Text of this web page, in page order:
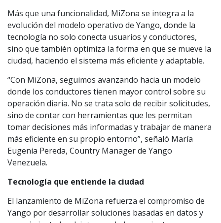
Más que una funcionalidad, MiZona se integra a la
evolución del modelo operativo de Yango, donde la
tecnología no solo conecta usuarios y conductores,
sino que también optimiza la forma en que se mueve la
ciudad, haciendo el sistema más eficiente y adaptable.
“Con MiZona, seguimos avanzando hacia un modelo
donde los conductores tienen mayor control sobre su
operación diaria. No se trata solo de recibir solicitudes,
sino de contar con herramientas que les permitan
tomar decisiones más informadas y trabajar de manera
más eficiente en su propio entorno”, señaló María
Eugenia Pereda, Country Manager de Yango
Venezuela.
Tecnología que entiende la ciudad
El lanzamiento de MiZona refuerza el compromiso de
Yango por desarrollar soluciones basadas en datos y